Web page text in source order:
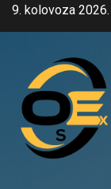
Skip9. kolovoza 2026.